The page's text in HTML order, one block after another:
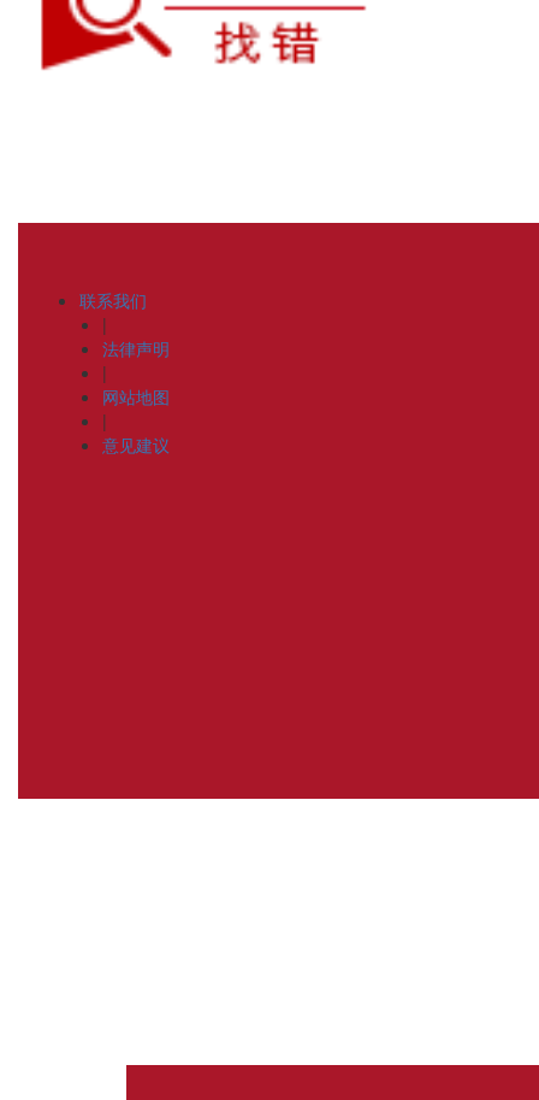
联系我们
|
法律声明
|
网站地图
|
意见建议